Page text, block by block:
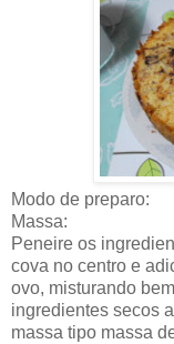
Modo de preparo:
Massa:
Peneire os
cova no centro e
ovo, misturando
ingredientes secos
massa tipo massa